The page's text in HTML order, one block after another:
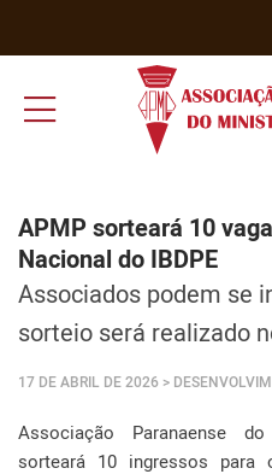
APMP sorteará 10
Nacional do IBDPE
Associados podem se
sorteio será realizado
17 DE ABRIL DE 2026 >
Associação Paranaense
sorteará 10 ingressos para